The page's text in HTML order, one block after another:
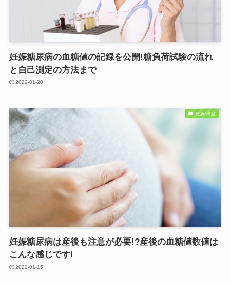
妊娠糖尿病の血糖値の記録を公開!糖負荷試験の流れ
と自己測定の方法まで
2022-01-20
妊娠/出産
妊娠糖尿病は産後も注意が必要!?産後の血糖値数値は
こんな感じです!
2022-01-15